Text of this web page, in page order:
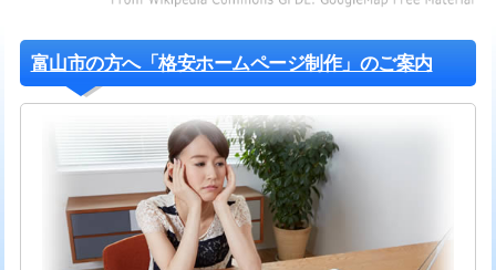
富山市の方へ「格安ホームページ制作」のご案内